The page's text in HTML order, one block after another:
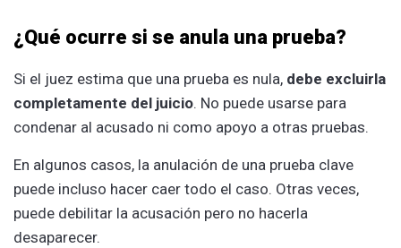
¿Qué ocurre si se anula una prueba?
Si el juez estima que una prueba es nula, debe excluirla
completamente del juicio. No puede usarse para
condenar al acusado ni como apoyo a otras pruebas.
En algunos casos, la anulación de una prueba clave
puede incluso hacer caer todo el caso. Otras veces,
puede debilitar la acusación pero no hacerla
desaparecer.